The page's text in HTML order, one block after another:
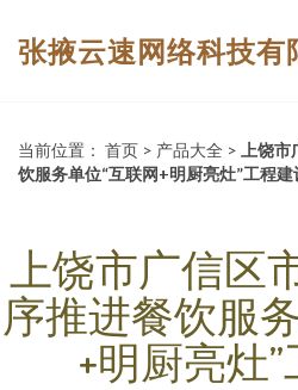
张掖云速网络科技有
当前位置： 首页 > 产品大全 >
上饶
饮服务单位“互联网+明厨亮灶”工程建
上饶市广信区
序推进餐饮服
+明厨亮灶